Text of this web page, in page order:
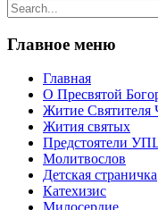
Главное меню
Главная
О Пресвятой
Житие Святителя
Жития святых
Предстоятели
Молитвослов
Детская страничка
Катехизис